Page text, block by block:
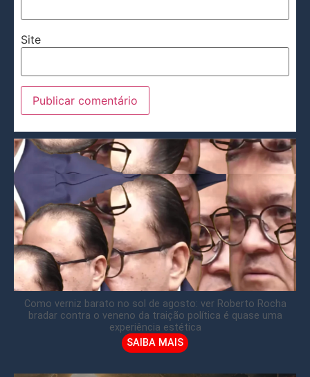
Site
Como verniz barato no sol de agosto: ver Roberto Rocha
bradar contra o veneno da traição política é quase uma
experiência estética
SAIBA MAIS